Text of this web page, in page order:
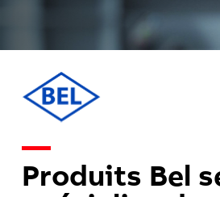
Produits Bel